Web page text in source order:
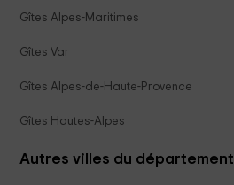
Gîtes Alpes-Maritimes
Gîtes Var
Gîtes Alpes-de-Haute-Provence
Gîtes Hautes-Alpes
Autres villes du département